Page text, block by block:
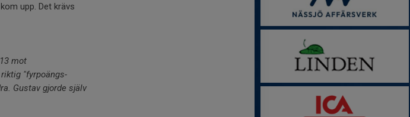
upp. Det krävs
mot
"fyrpoängs-
Gustav gjorde själv